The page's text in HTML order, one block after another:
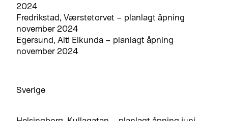
2024
Fredrikstad, Værstetorvet – planlagt åpning
november 2024
Egersund, Alti Eikunda – planlagt åpning
november 2024
Sverige